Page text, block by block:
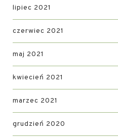
lipiec 2021
czerwiec 2021
maj 2021
kwiecień 2021
marzec 2021
grudzień 2020